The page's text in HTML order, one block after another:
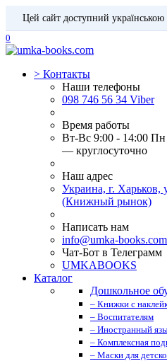
Цей сайт доступний українською
0
> Контакты
Наши телефоны
098 746 56 34 Viber
Время работы
Вт-Вс 9:00 - 14:00 Пн
— круглосуточно
Наш адрес
Украина, г. Харьков,
(Книжный рынок)
Написать нам
info@umka-books.com
Чат-Бот в Телеграмм
UMKABOOKS
Каталог
Дошкольное
– Книжки с
– Воспитателям
– Иностранный
– Комплексная
– Маски для